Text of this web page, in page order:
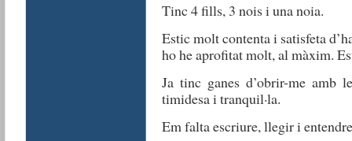
Tinc 4 fills, 3 nois i una noia.
Estic molt contenta i satisfeta
ho he aprofitat molt, al màxim.
Ja tinc ganes d’obrir-me amb
timidesa i tranquil·la.
Em falta escriure, llegir i